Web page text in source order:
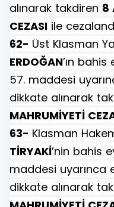
alınarak takdiren 8
CEZASI ile
62- Üst Klasman
ERDOĞAN’ın bahis
57. maddesi
dikkate alınarak
MAHRUMİYETİ
63- Klasman
TİRYAKİ’nin bahis
maddesi uyarınca
dikkate alınarak